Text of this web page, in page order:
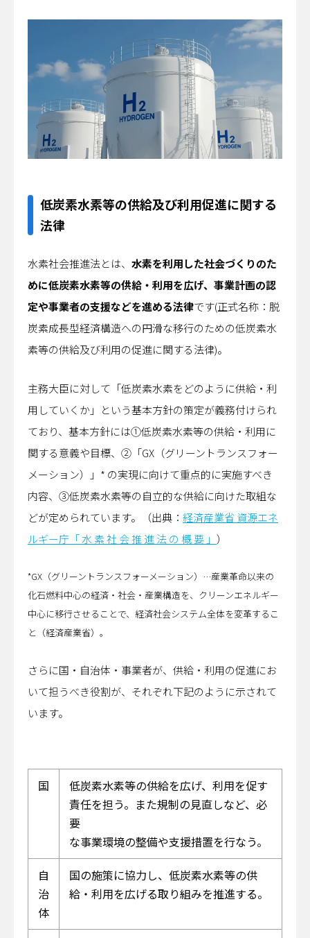
低炭素水素等の供給及び利用促進に関する
法律
水素社会推進法とは、 水素を利用した社会づくりのた
めに低炭素水素等の供給・利用を広げ、事業計画の認
定や事業者の支援などを進める法律です(正式名称：脱
炭素成長型経済構造への円滑な移行のための低炭素水
素等の供給及び利用の促進に関する法律)。
主務大臣に対して「低炭素水素をどのように供給・利
用していくか」という基本方針の策定が義務付けられ
ており、基本方針には①低炭素水素等の供給・利用に
関する意義や目標、②「GX（グリーントランスフォー
メーション）」* の実現に向けて重点的に実施すべき
内容、③低炭素水素等の自立的な供給に向けた取組な
どが定められています。（出典： 経済産業省 資源エネ
ルギー庁「 水 素 社 会 推 進 法 の 概 要 」 ）
*GX（グリーントランスフォーメーション）…産業革命以来の
化石燃料中心の経済・社会・産業構造を、クリーンエネルギー
中心に移行させることで、経済社会システム全体を変革するこ
と（経済産業省）。
さらに国・自治体・事業者が、供給・利用の促進にお
いて担うべき役割が、それぞれ下記のように示されて
います。
国
低炭素水素等の供給を広げ、利用を促す
責任を担う。また規制の見直しなど、必
要
な事業環境の整備や支援措置を行なう。
自
治
体
国の施策に協力し、低炭素水素等の供
給・利用を広げる取り組みを推進する。